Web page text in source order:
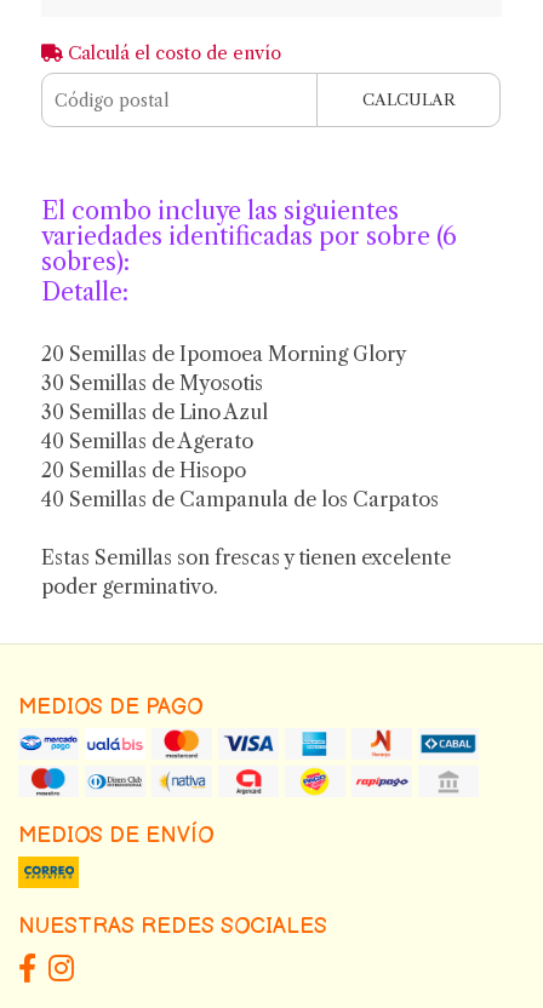
Calculá el costo de envío
CALCULAR
El combo incluye las siguientes
variedades identificadas por sobre (6
sobres):
Detalle:
20 Semillas de Ipomoea Morning Glory
30 Semillas de Myosotis
30 Semillas de Lino Azul
40 Semillas de Agerato
20 Semillas de Hisopo
40 Semillas de Campanula de los Carpatos
Estas Semillas son frescas y tienen excelente
poder germinativo.
MEDIOS DE PAGO
MEDIOS DE ENVÍO
NUESTRAS REDES SOCIALES